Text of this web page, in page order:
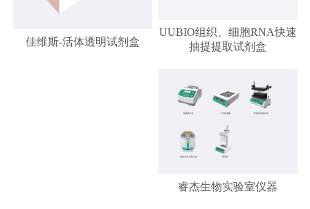
佳维斯-活体透明试剂盒
UUBIO组织、细胞RNA快速
抽提提取试剂盒
睿杰生物实验室仪器